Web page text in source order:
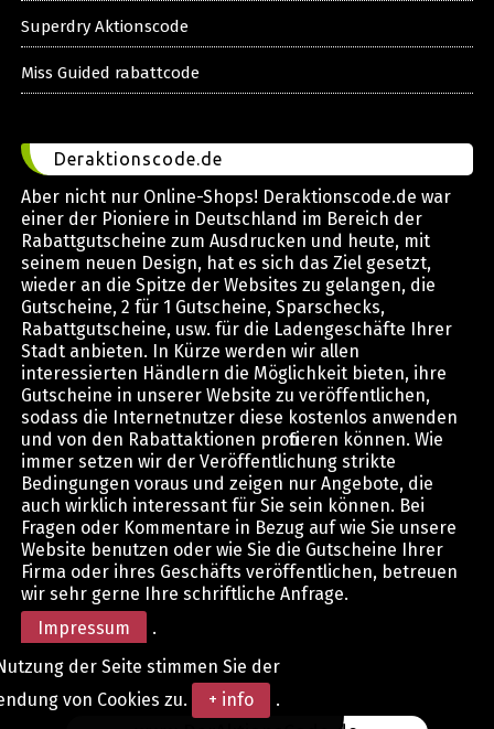
Superdry Aktionscode
Miss Guided rabattcode
Deraktionscode.de
Aber nicht nur Online-Shops! Deraktionscode.de war
einer der Pioniere in Deutschland im Bereich der
Rabattgutscheine zum Ausdrucken und heute, mit
seinem neuen Design, hat es sich das Ziel gesetzt,
wieder an die Spitze der Websites zu gelangen, die
Gutscheine, 2 für 1 Gutscheine, Sparschecks,
Rabattgutscheine, usw. für die Ladengeschäfte Ihrer
Stadt anbieten. In Kürze werden wir allen
interessierten Händlern die Möglichkeit bieten, ihre
Gutscheine in unserer Website zu veröffentlichen,
sodass die Internetnutzer diese kostenlos anwenden
und von den Rabattaktionen profitieren können. Wie
immer setzen wir der Veröffentlichung strikte
Bedingungen voraus und zeigen nur Angebote, die
auch wirklich interessant für Sie sein können. Bei
Fragen oder Kommentare in Bezug auf wie Sie unsere
Website benutzen oder wie Sie die Gutscheine Ihrer
Firma oder ihres Geschäfts veröffentlichen, betreuen
wir sehr gerne Ihre schriftliche Anfrage.
Impressum
.
der Seite stimmen Sie der
von Cookies zu.
+ info .